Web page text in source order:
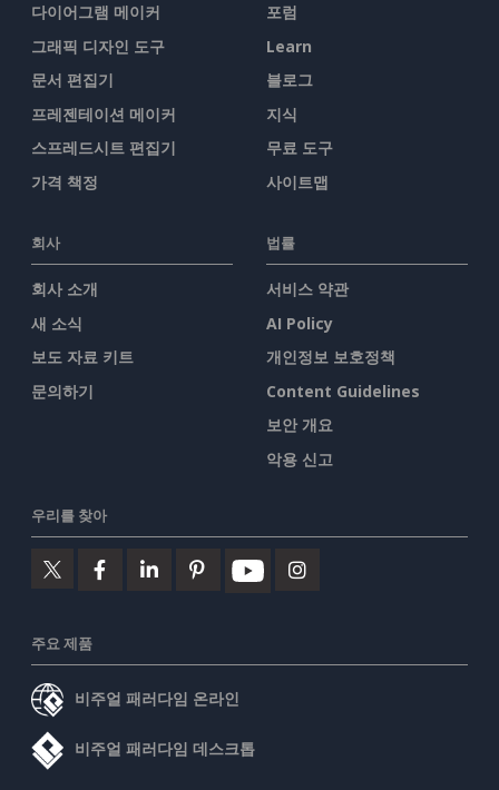
다이어그램 메이커
그래픽 디자인 도구
문서 편집기
프레젠테이션 메이커
스프레드시트 편집기
가격 책정
포럼
Learn
블로그
지식
무료 도구
사이트맵
회사
회사 소개
새 소식
보도 자료 키트
문의하기
법률
서비스 약관
AI Policy
개인정보 보호정책
Content Guidelines
보안 개요
악용 신고
우리를 찾아
주요 제품
비주얼 패러다임 온라인
비주얼 패러다임 데스크톱